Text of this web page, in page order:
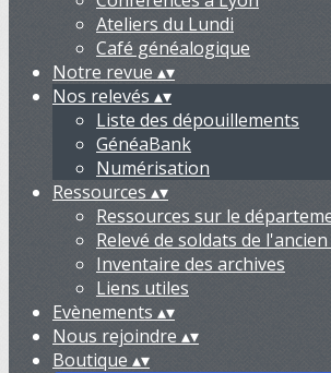
Ateliers du Lundi
Café généalogique
Notre revue ▴▾
Nos relevés ▴▾
Liste des dépouillements
GénéaBank
Numérisation
Ressources ▴▾
Ressources sur le
Relevé de soldats de
Inventaire des archives
Liens utiles
Evènements ▴▾
Nous rejoindre ▴▾
Boutique ▴▾